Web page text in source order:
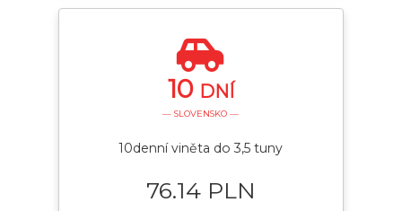
10 DNÍ
— SLOVENSKO —
10denní viněta do 3,5 tuny
76.14 PLN